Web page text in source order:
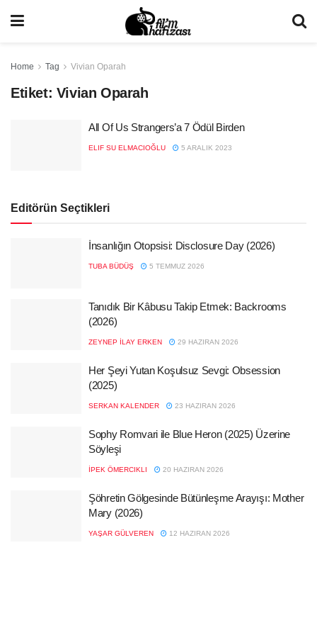
Home Tag Vivian Oparah
Etiket: Vivian Oparah
All Of Us Strangers’a 7 Ödül Birden
ELIF SU ELMACIOĞLU 5 ARALIK 2023
Editörün Seçtikleri
İnsanlığın Otopsisi: Disclosure Day (2026)
TUBA BÜDÜŞ 5 TEMMUZ 2026
Tanıdık Bir Kâbusu Takip Etmek: Backrooms
(2026)
ZEYNEP İLAY ERKEN 29 HAZIRAN 2026
Her Şeyi Yutan Koşulsuz Sevgi: Obsession
(2025)
SERKAN KALENDER 23 HAZIRAN 2026
Sophy Romvari ile Blue Heron (2025) Üzerine
Söyleşi
İPEK ÖMERCIKLI 20 HAZIRAN 2026
Şöhretin Gölgesinde Bütünleşme Arayışı: Mother
Mary (2026)
YAŞAR GÜLVEREN 12 HAZIRAN 2026